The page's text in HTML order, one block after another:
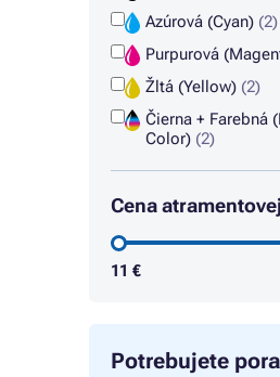
Azúrová (Cyan) (2)
Purpurová
Žltá (Yellow) (2)
Čierna + Farebná
Color) (2)
Cena
11 €
Potrebujete